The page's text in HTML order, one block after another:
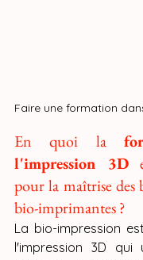
Faire une formation
En quoi la
l'impression 3D
pour la maîtrise des
bio-imprimantes ?
La bio-impression
l'impression 3D qui